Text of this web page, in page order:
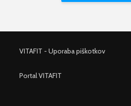
VITAFIT - Uporaba piškotkov
Portal VITAFIT